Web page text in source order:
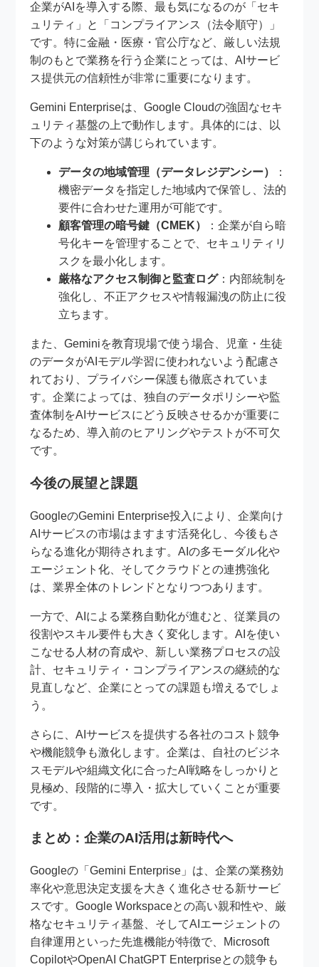
企業がAIを導入する際、最も気になるのが「セキ
ュリティ」と「コンプライアンス（法令順守）」
です。特に金融・医療・官公庁など、厳しい法規
制のもとで業務を行う企業にとっては、AIサービ
ス提供元の信頼性が非常に重要になります。
Gemini Enterpriseは、Google Cloudの強固なセキ
ュリティ基盤の上で動作します。具体的には、以
下のような対策が講じられています。
データの地域管理（データレジデンシー）
：
機密データを指定した地域内で保管し、法的
要件に合わせた運用が可能です。
顧客管理の暗号鍵（CMEK）
：企業が自ら暗
号化キーを管理することで、セキュリティリ
スクを最小化します。
厳格なアクセス制御と監査ログ：内部統制を
強化し、不正アクセスや情報漏洩の防止に役
立ちます。
また、Geminiを教育現場で使う場合、児童・生徒
のデータがAIモデル学習に使われないよう配慮さ
れており、プライバシー保護も徹底されていま
す。企業によっては、独自のデータポリシーや監
査体制をAIサービスにどう反映させるかが重要に
なるため、導入前のヒアリングやテストが不可欠
です。
今後の展望と課題
GoogleのGemini Enterprise投入により、企業向け
AIサービスの市場はますます活発化し、今後もさ
らなる進化が期待されます。AIの多モーダル化や
エージェント化、そしてクラウドとの連携強化
は、業界全体のトレンドとなりつつあります。
一方で、AIによる業務自動化が進むと、従業員の
役割やスキル要件も大きく変化します。AIを使い
こなせる人材の育成や、新しい業務プロセスの設
計、セキュリティ・コンプライアンスの継続的な
見直しなど、企業にとっての課題も増えるでしょ
う。
さらに、AIサービスを提供する各社のコスト競争
や機能競争も激化します。企業は、自社のビジネ
スモデルや組織文化に合ったAI戦略をしっかりと
見極め、段階的に導入・拡大していくことが重要
です。
まとめ：企業のAI活用は新時代へ
Googleの「Gemini Enterprise」は、企業の業務効
率化や意思決定支援を大きく進化させる新サービ
スです。Google Workspaceとの高い親和性や、厳
格なセキュリティ基盤、そしてAIエージェントの
自律運用といった先進機能が特徴で、Microsoft
CopilotやOpenAI ChatGPT Enterpriseとの競争も